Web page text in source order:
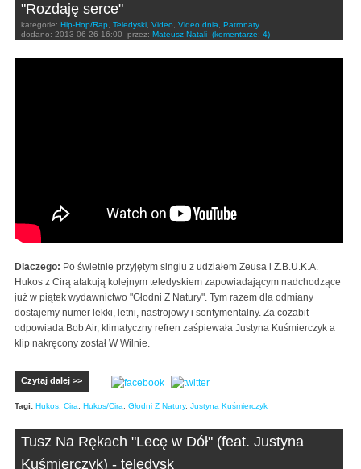
"Rozdaję serce"
kategorie: Hip-Hop/Rap, Teledyski, Video, Video dnia, Patronaty
dodano: 2013-06-26 16:00 przez: Mateusz Natali (komentarze: 4)
Dlaczego: Po świetnie przyjętym singlu z udziałem Zeusa i Z.B.U.K.A.
Hukos z Cirą atakują kolejnym teledyskiem zapowiadającym nadchodzące
już w piątek wydawnictwo "Głodni Z Natury". Tym razem dla odmiany
dostajemy numer lekki, letni, nastrojowy i sentymentalny. Za cozabit
odpowiada Bob Air, klimatyczny refren zaśpiewała Justyna Kuśmierczyk a
klip nakręcony został W Wilnie.
Czytaj dalej >>
Tagi: Hukos Cira Hukos/Cira Głodni Z Natury, Justyna Kuśmierczyk
Tusz Na Rękach "Lecę w Dół" (feat. Justyna
Kuśmierczyk) - teledysk